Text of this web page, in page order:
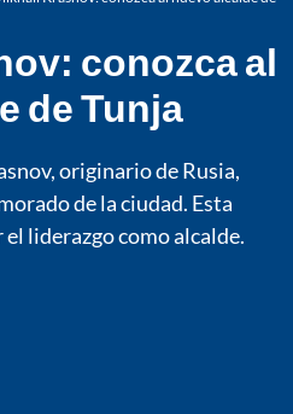
conozca al
de Tunja
originario de Rusia,
de la ciudad. Esta
liderazgo como alcalde.